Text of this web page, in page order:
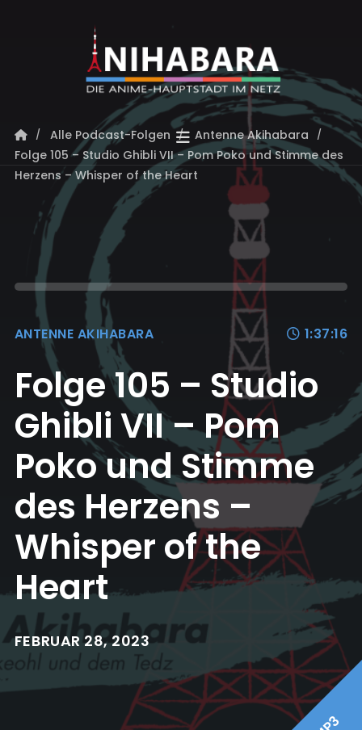
Alle Podcast-Folgen
Antenne Akihabara
Folge 105 – Studio Ghibli VII – Pom Poko und Stimme des
Herzens – Whisper of the Heart
ANTENNE AKIHABARA 1:37:16
Folge 105 – Studio
Ghibli VII – Pom
Poko und Stimme
des Herzens –
Whisper of the
Heart
FEBRUAR 28, 2023